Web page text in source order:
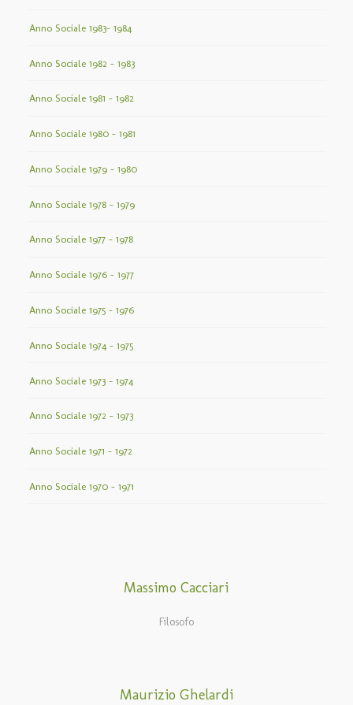
Anno Sociale 1983– 1984
Anno Sociale 1982 – 1983
Anno Sociale 1981 – 1982
Anno Sociale 1980 – 1981
Anno Sociale 1979 – 1980
Anno Sociale 1978 – 1979
Anno Sociale 1977 – 1978
Anno Sociale 1976 – 1977
Anno Sociale 1975 – 1976
Anno Sociale 1974 – 1975
Anno Sociale 1973 – 1974
Anno Sociale 1972 – 1973
Anno Sociale 1971 – 1972
Anno Sociale 1970 – 1971
Massimo Cacciari
Filosofo
Maurizio Ghelardi